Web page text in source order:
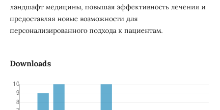
ландшафт медицины, повышая эффективность лечения и
предоставляя новые возможности для
персонализированного подхода к пациентам.
Downloads